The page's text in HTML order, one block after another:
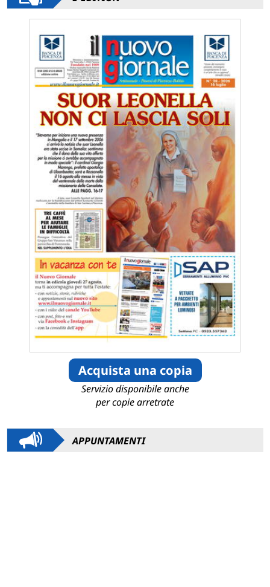
Acquista una copia
Servizio disponibile anche
per copie arretrate
APPUNTAMENTI